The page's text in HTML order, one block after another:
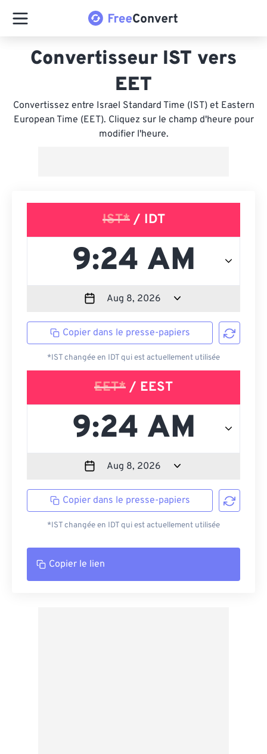
Convertisseur IST vers
EET
Convertissez entre Israel Standard Time (IST) et Eastern
European Time (EET). Cliquez sur le champ d'heure pour
modifier l'heure.
IST*/ IDT
Copier dans le presse-papiers
*IST changée en IDT qui est actuellement utilisée
EET* / EEST
Copier dans le presse-papiers
*IST changée en IDT qui est actuellement utilisée
Copier le lien